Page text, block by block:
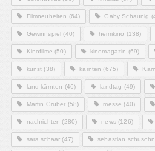
Filmneuheiten (64) Gaby Schaunig
Gewinnspiel (40) heimkino (138)
Kinofilme (50) kinomagazin (69)
kunst (38) kärnten (675)
land kärnten (46) landtag (49)
Martin Gruber (58) messe (40)
nachrichten (280) news(126)
sara schaar (47) sebastian